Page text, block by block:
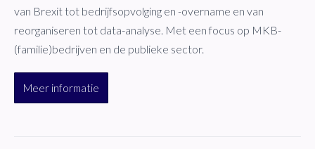
van Brexit tot bedrijfsopvolging en -overname en van
reorganiseren tot data-analyse. Met een focus op MKB-
(familie)bedrijven en de publieke sector.
Meer informatie